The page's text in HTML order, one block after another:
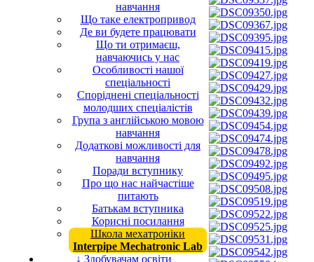
навчання
Що таке електропривод
Де ви будете працювати
Що ти отримаєш,
навчаючись у нас
Особливості нашої
спеціальності
Споріднені спеціальності
молодших спеціалістів
Група з англійською мовою
навчання
Додаткові можливості для
навчання
Поради вступнику
Про що нас найчастіше
питають
Батькам вступника
Корисні посилання
Школа мехатроніки
Interpipe Mechatronic Lab
↓ Здобувачам освіти